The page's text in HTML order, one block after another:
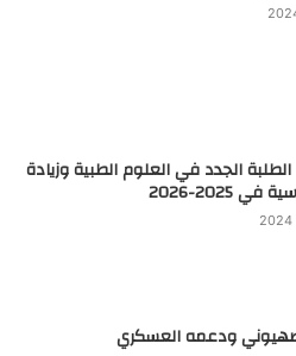
الجدد في العلوم الطبية وزيادة
2025-2026
ودعمه العسكري